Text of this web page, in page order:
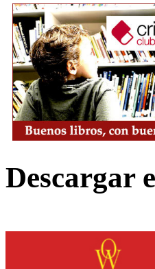
Descargar